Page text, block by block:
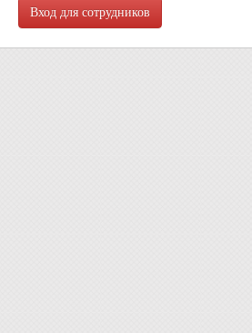
Вход для сотрудников